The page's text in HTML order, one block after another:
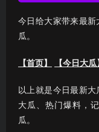
今日给大家带来最
瓜。
【首页】 【今日大瓜
以上就是今日最新
大瓜、热门爆料，
瓜。